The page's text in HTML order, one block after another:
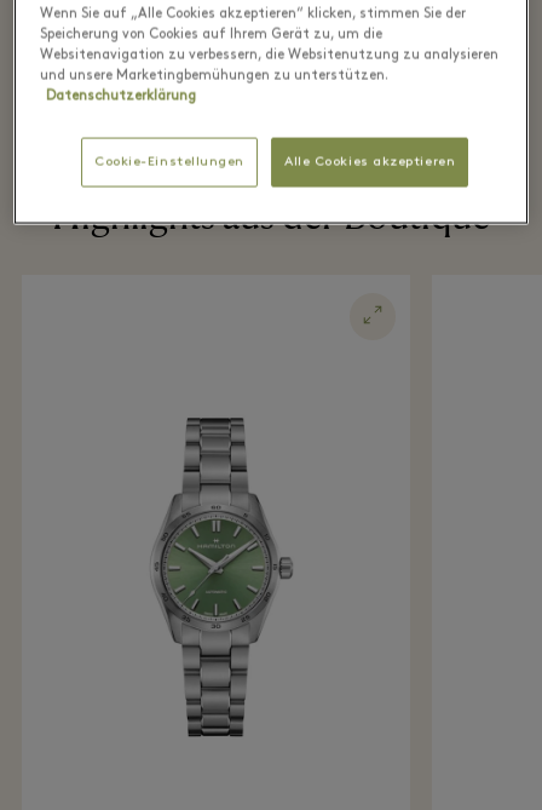
Highlights aus der Boutique
Wenn Sie auf „Alle Cookies akzeptieren“ klicken, stimmen Sie der
Speicherung von Cookies auf Ihrem Gerät zu, um die
Websitenavigation zu verbessern, die Websitenutzung zu analysieren
und unsere Marketingbemühungen zu unterstützen.
Datenschutzerklärung
Cookie-Einstellungen Alle Cookies akzeptieren